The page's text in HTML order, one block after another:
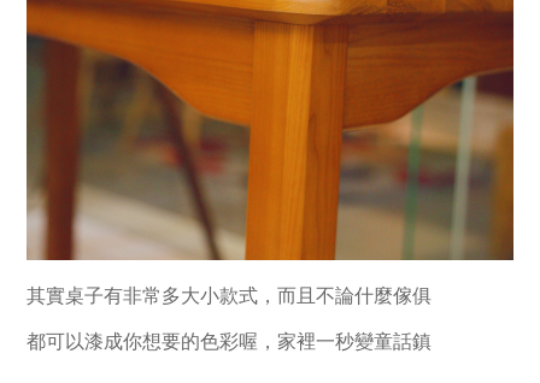
其實桌子有非常多大小款式，而且不論什麼傢俱
都可以漆成你想要的色彩喔，家裡一秒變童話鎮